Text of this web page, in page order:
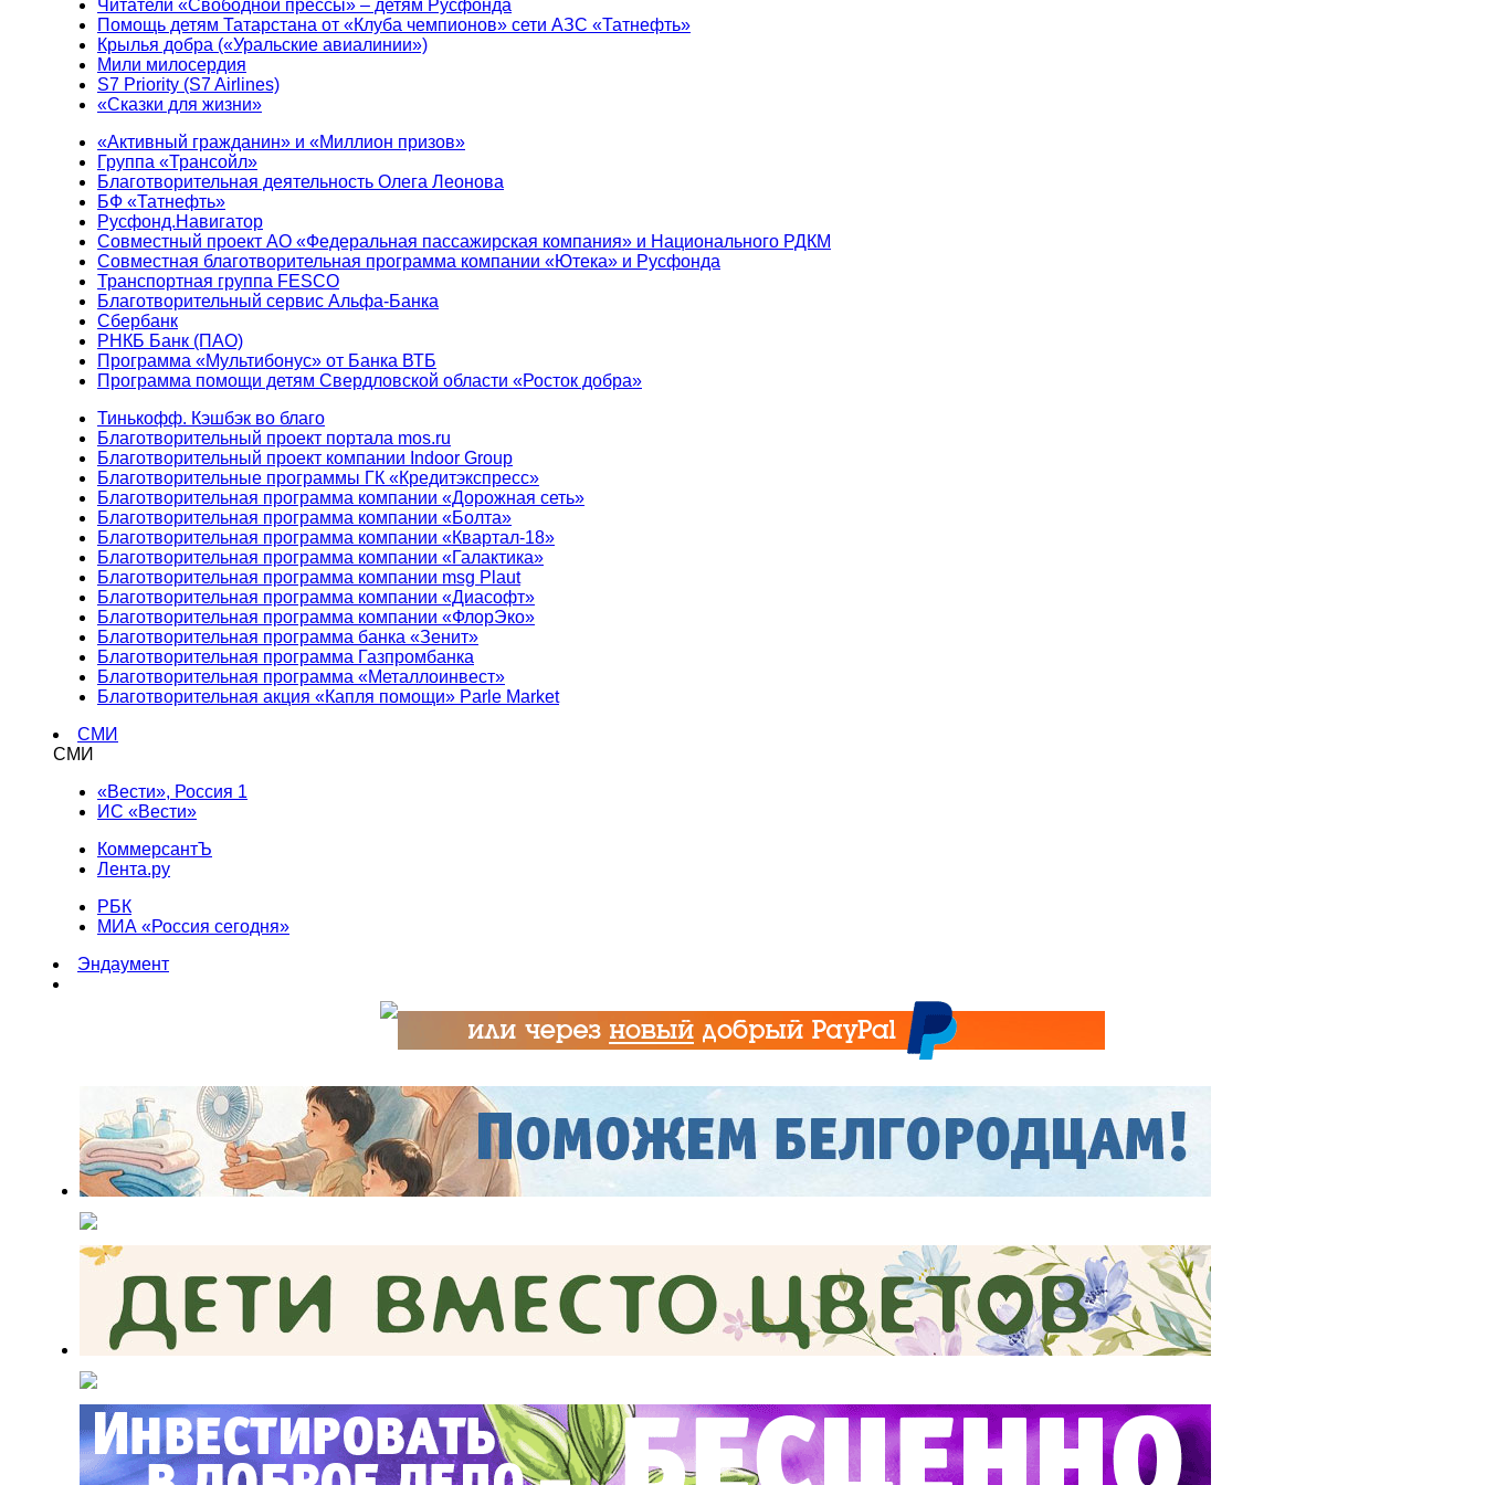
Читатели «Свободной прессы» – детям Русфонда
Помощь детям Татарстана от «Клуба чемпионов» сети АЗС «Татнефть»
Крылья добра («Уральские авиалинии»)
Мили милосердия
S7 Priority (S7 Airlines)
«Сказки для жизни»
«Активный гражданин» и «Миллион призов»
Группа «Трансойл»
Благотворительная деятельность Олега Леонова
БФ «Татнефть»
Русфонд.Навигатор
Совместный проект АО «Федеральная пассажирская компания» и Национального РДКМ
Совместная благотворительная программа компании «Ютека» и Русфонда
Транспортная группа FESCO
Благотворительный сервис Альфа-Банка
Сбербанк
РНКБ Банк (ПАО)
Программа «Мультибонус» от Банка ВТБ
Программа помощи детям Свердловской области «Росток добра»
Тинькофф. Кэшбэк во благо
Благотворительный проект портала mos.ru
Благотворительный проект компании Indoor Group
Благотворительные программы ГК «Кредитэкспресс»
Благотворительная программа компании «Дорожная сеть»
Благотворительная программа компании «Болта»
Благотворительная программа компании «Квартал-18»
Благотворительная программа компании «Галактика»
Благотворительная программа компании msg Plaut
Благотворительная программа компании «Диасофт»
Благотворительная программа компании «ФлорЭко»
Благотворительная программа банка «Зенит»
Благотворительная программа Газпромбанка
Благотворительная программа «Металлоинвест»
Благотворительная акция «Капля помощи» Parle Market
СМИ
СМИ
«Вести», Россия 1
ИС «Вести»
КоммерсантЪ
Лента.ру
РБК
МИА «Россия сегодня»
Эндаумент